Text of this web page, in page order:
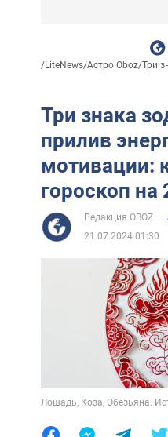
/LiteNews/Астро Oboz/Три
Три знака
прилив
мотивации:
гороскоп на
Редакция OBOZ
21.07.2024 01:30
Лошадь, Коза, Обезьяна.